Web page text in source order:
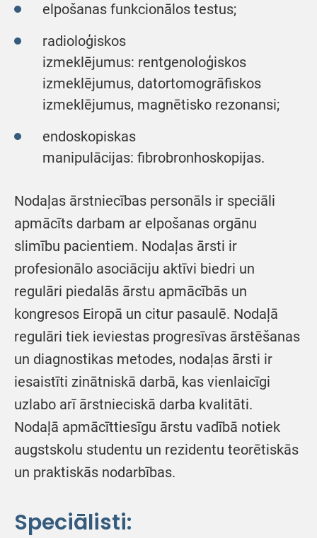
elpošanas funkcionālos testus;
radioloģiskos
izmeklējumus: rentgenoloģiskos
izmeklējumus, datortomogrāfiskos
izmeklējumus, magnētisko rezonansi;
endoskopiskas
manipulācijas: fibrobronhoskopijas.
Nodaļas ārstniecības personāls ir speciāli
apmācīts darbam ar elpošanas orgānu
slimību pacientiem. Nodaļas ārsti ir
profesionālo asociāciju aktīvi biedri un
regulāri piedalās ārstu apmācībās un
kongresos Eiropā un citur pasaulē. Nodaļā
regulāri tiek ieviestas progresīvas ārstēšanas
un diagnostikas metodes, nodaļas ārsti ir
iesaistīti zinātniskā darbā, kas vienlaicīgi
uzlabo arī ārstnieciskā darba kvalitāti.
Nodaļā apmācīttiesīgu ārstu vadībā notiek
augstskolu studentu un rezidentu teorētiskās
un praktiskās nodarbības.
Speciālisti: